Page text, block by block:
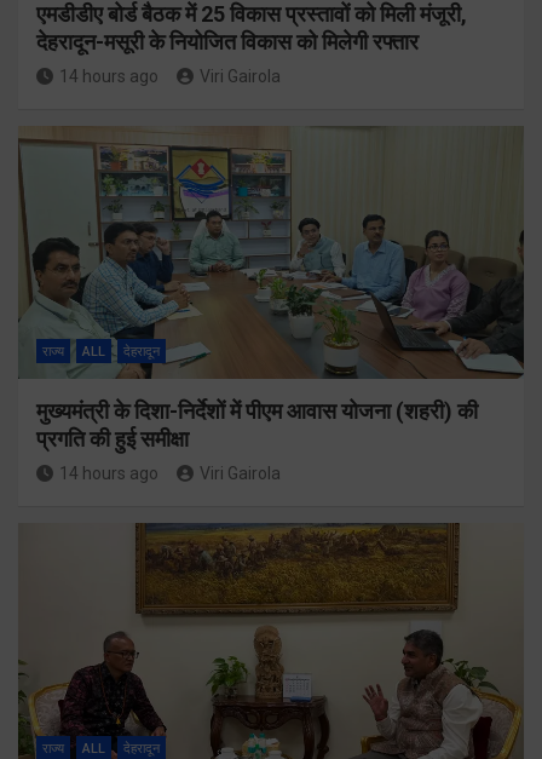
एमडीडीए बोर्ड बैठक में 25 विकास प्रस्तावों को मिली मंजूरी,
देहरादून-मसूरी के नियोजित विकास को मिलेगी रफ्तार
14 hours ago Viri Gairola
राज्य ALL देहरादून
मुख्यमंत्री के दिशा-निर्देशों में पीएम आवास योजना (शहरी) की
प्रगति की हुई समीक्षा
14 hours ago Viri Gairola
राज्य ALL देहरादून